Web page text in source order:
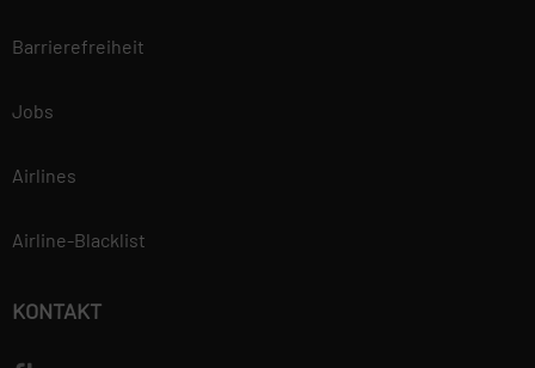
Barrierefreiheit
Jobs
Airlines
Airline-Blacklist
KONTAKT